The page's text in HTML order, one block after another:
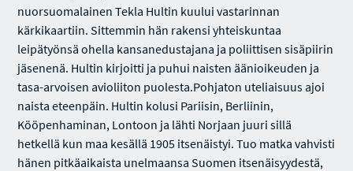
nuorsuomalainen Tekla Hultin kuului vastarinnan
kärkikaartiin. Sittemmin hän rakensi yhteiskuntaa
leipätyönsä ohella kansanedustajana ja poliittisen sisäpiirin
jäsenenä. Hultin kirjoitti ja puhui naisten äänioikeuden ja
tasa-arvoisen avioliiton puolesta.Pohjaton uteliaisuus ajoi
naista eteenpäin. Hultin kolusi Pariisin, Berliinin,
Kööpenhaminan, Lontoon ja lähti Norjaan juuri sillä
hetkellä kun maa kesällä 1905 itsenäistyi. Tuo matka vahvisti
hänen pitkäaikaista unelmaansa Suomen itsenäisyydestä,